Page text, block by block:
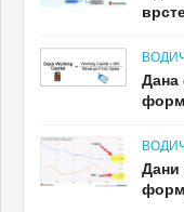
Дана
Дани